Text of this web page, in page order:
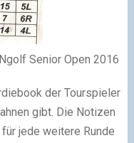
Senior Open 2016
der Tourspieler
gibt. Die Notizen
jede weitere Runde